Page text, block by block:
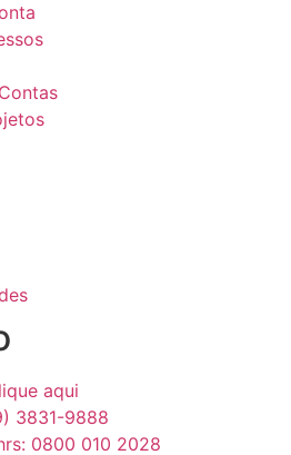
aqui
3831-9888
0800 010 2028